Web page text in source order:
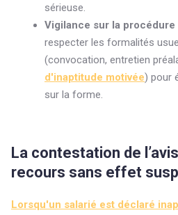
sérieuse.
Vigilance sur la procédure
respecter les formalités
(convocation, entretien
d'inaptitude motivée) pour
sur la forme.
La contestation de
recours sans effet
Lorsqu'un salarié est déclaré